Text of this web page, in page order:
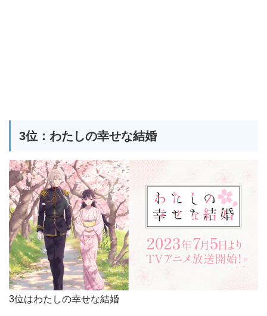
3位：わたしの幸せな結婚
3位はわたしの幸せな結婚